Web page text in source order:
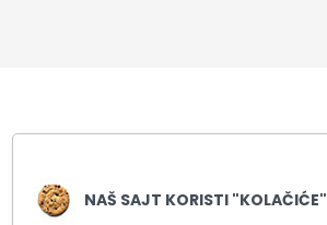
NAŠ SAJT KORISTI "KOLAČIĆE"